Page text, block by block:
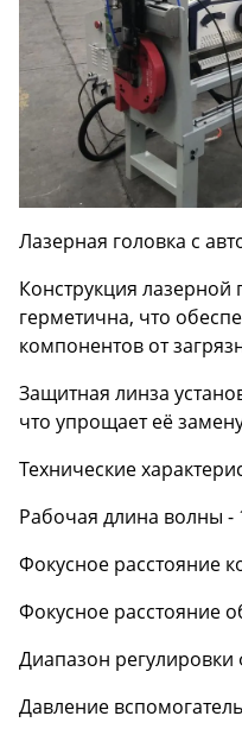
Лазерная головка с
Конструкция лазерной
герметична, что
компонентов от
Защитная линза
что упрощает её
Технические
Рабочая длина волны -
Фокусное расстояние
Фокусное расстояние
Диапазон
Давление